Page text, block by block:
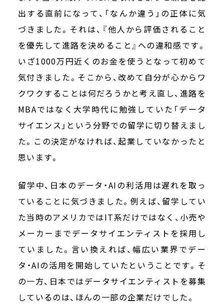
出する直前になって、「なんか違う」の正体に気
づきました。それは、『他人から評価されること
を優先して進路を決めること』への違和感です。
いざ1000万円近くのお金を使うとなって初めて
気付きました。そこから、改めて自分が心からワ
クワクすることは何だろうかと考え直し、進路を
MBAではなく大学時代に勉強していた「データ
サイエンス」という分野での留学に切り替えまし
た。この決定がなければ、起業していなかったと
思います。
留学中、日本のデータ・AIの利活用は遅れを取っ
ていることに気づきました。例えば、留学してい
た当時のアメリカではIT系だけではなく、小売や
メーカーまでデータサイエンティストを採用し
ていました。言い換えれば、幅広い業界でデー
タ・AIの活用を開始していたということです。そ
の一方、日本ではデータサイエンティストを募集
しているのは、ほんの一部の企業だけでした。